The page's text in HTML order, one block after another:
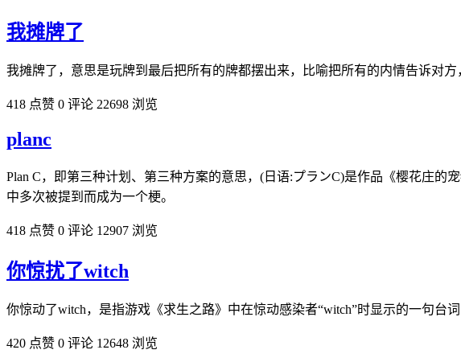
我摊牌了
我摊牌了，意思是玩牌到最后把所有的牌都摆出来，比喻把所有的内情告诉对方
418 点赞 0 评论 22698 浏览
planc
Plan C，即第三种计划、第三种方案的意思，(日语:プランC)是作品《樱花庄
中多次被提到而成为一个梗。
418 点赞 0 评论 12907 浏览
你惊扰了witch
你惊动了witch，是指游戏《求生之路》中在惊动感染者“witch”时显示的一句台
420 点赞 0 评论 12648 浏览